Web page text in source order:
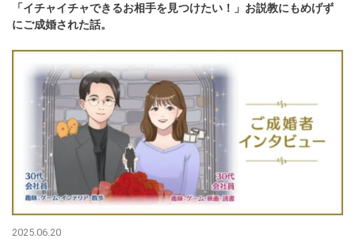
「イチャイチャできるお相手を見つけたい！」お説教にもめげず
にご成婚された話。
2025.06.20